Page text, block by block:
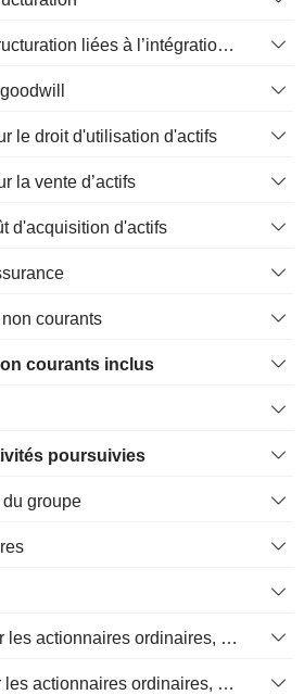
Charges de restructuration liées à l’intégration d’une nouvelle activité (Fusions, Acquisitions)
le droit d'utilisation d'actifs
la vente d’actifs
d'acquisition d'actifs
courants
courants inclus
poursuivies
groupe
Résultat net pour les actionnaires ordinaires, éléments exceptionnels inclus.
Revenu net pour les actionnaires ordinaires, hors éléments exceptionnelsRésultat net pour les actionnaires ordinaires, éléments exceptionnels exclus.